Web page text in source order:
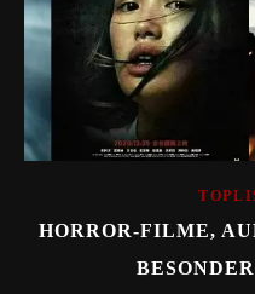
HORROR-FILME,